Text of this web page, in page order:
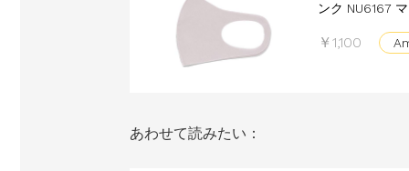
ンク NU6167
￥1,100
あわせて読みたい：